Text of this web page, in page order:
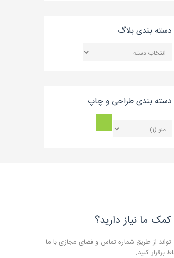
دسته بندی بلاگ
بندی
دسته بندی طراحی و چاپ
کمک ما نیاز دارید؟
از طریق شماره تماس و فضای مجازی با ما
برقرار کنید.